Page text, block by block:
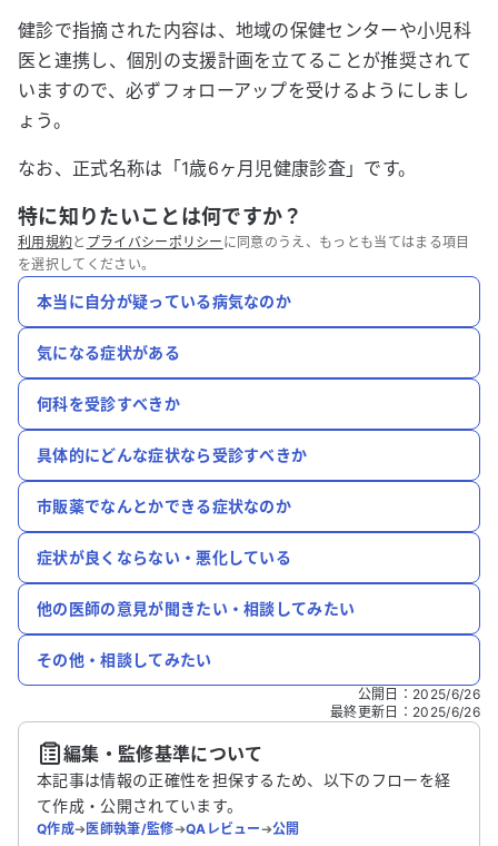
健診で指摘された内容は、地域の保健センターや小児科
医と連携し、個別の支援計画を立てることが推奨されて
いますので、必ずフォローアップを受けるようにしまし
ょう。
なお、正式名称は「1歳6ヶ月児健康診査」です。
特に知りたいことは何ですか？
利用規約と プライバシーポリシー に同意のうえ、もっとも当てはまる項目
を選択してください。
本当に自分が疑っている病気なのか
気になる症状がある
何科を受診すべきか
具体的にどんな症状なら受診すべきか
市販薬でなんとかできる症状なのか
症状が良くならない・悪化している
他の医師の意見が聞きたい・相談してみたい
その他・相談してみたい
公開日 ： 2025/6/26
最終更新日 ： 2025/6/26
編集・監修基準について
本記事は情報の正確性を担保するため、以下のフローを経
て作成・公開されています。
Q作成➔医師執筆/監修➔QAレビュー➔公開